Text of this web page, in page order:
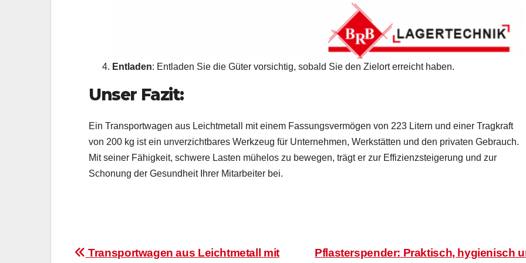
Entladen: Entladen Sie die Güter vorsichtig, sobald Sie den Zielort erreicht haben.
Unser Fazit:
Ein Transportwagen aus Leichtmetall mit einem Fassungsvermögen von 223 Litern und einer Tragkraft
von 200 kg ist ein unverzichtbares Werkzeug für Unternehmen, Werkstätten und den privaten Gebrauch.
Mit seiner Fähigkeit, schwere Lasten mühelos zu bewegen, trägt er zur Effizienzsteigerung und zur
Schonung der Gesundheit Ihrer Mitarbeiter bei.
Beitragsnavigation
Pflasterspender: Praktisch, hygienisch
Transportwagen aus Leichtmetall mit